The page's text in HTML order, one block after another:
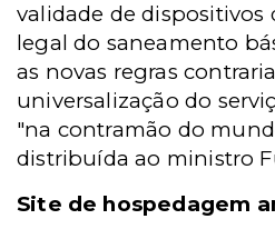
validade de dispositivos
legal do saneamento
as novas regras
universalização do
"na contramão do
distribuída ao ministro
Site de hospedagem